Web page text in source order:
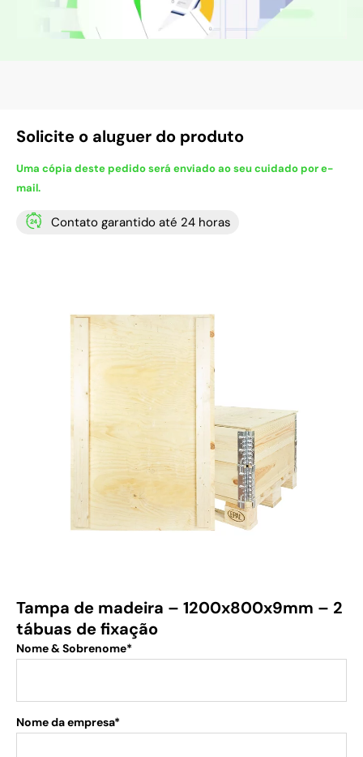
Solicite o aluguer do produto
Uma cópia deste pedido será enviado ao seu cuidado por e-
mail.
Contato garantido até 24 horas
Tampa de madeira – 1200x800x9mm – 2
tábuas de fixação
Nome & Sobrenome*
Nome da empresa*